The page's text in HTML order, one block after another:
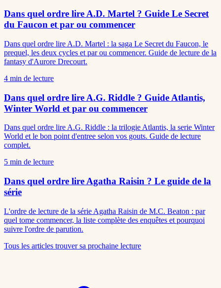
Dans quel ordre lire A.D. Martel ? Guide Le Secret
du Faucon et par ou commencer
Dans quel ordre lire A.D. Martel : la saga Le Secret du Faucon, le
prequel, les deux cycles et par ou commencer. Guide de lecture de la
fantasy d'Aurore Drecourt.
4 min de lecture
Dans quel ordre lire A.G. Riddle ? Guide Atlantis,
Winter World et par ou commencer
Dans quel ordre lire A.G. Riddle : la trilogie Atlantis, la serie Winter
World et le bon point d'entree selon vos gouts. Guide de lecture
complet.
5 min de lecture
Dans quel ordre lire Agatha Raisin ? Le guide de la
série
L'ordre de lecture de la série Agatha Raisin de M.C. Beaton : par
quel tome commencer, la liste complète des enquêtes et pourquoi
suivre l'ordre de parution.
Tous les articles trouver sa prochaine lecture